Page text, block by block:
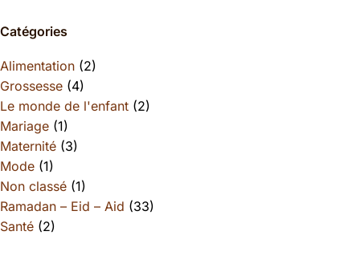
Catégories
Alimentation (2)
Grossesse (4)
Le monde de l'enfant (2)
Mariage (1)
Maternité (3)
Mode (1)
Non classé (1)
Ramadan – Eid – Aid (33)
Santé (2)